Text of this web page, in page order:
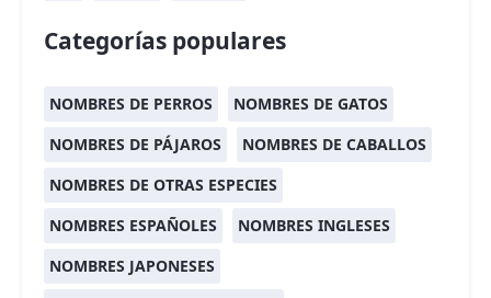
Categorías populares
NOMBRES DE PERROS
NOMBRES DE GATOS
NOMBRES DE PÁJAROS
NOMBRES DE CABALLOS
NOMBRES DE OTRAS ESPECIES
NOMBRES ESPAÑOLES
NOMBRES INGLESES
NOMBRES JAPONESES